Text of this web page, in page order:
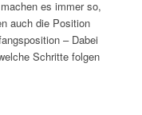
es immer so,
auch die Position
– Dabei
Schritte folgen